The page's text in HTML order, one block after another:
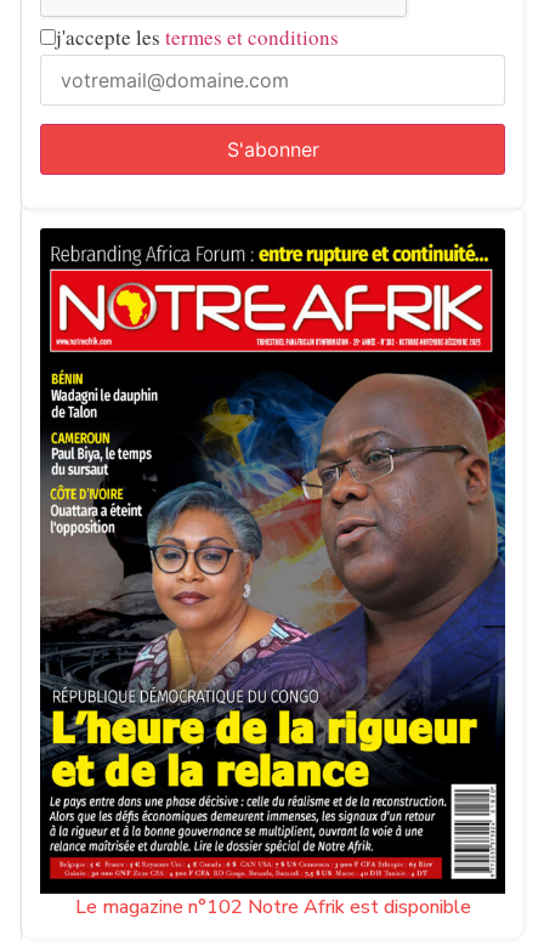
j'accepte les termes et conditions
Le magazine n°102 Notre Afrik est disponible